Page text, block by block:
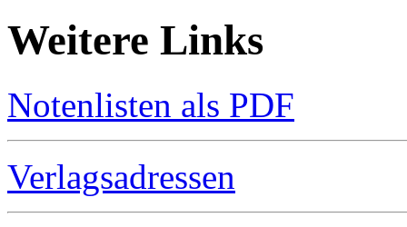
Weitere Links
Notenlisten als PDF
Verlagsadressen